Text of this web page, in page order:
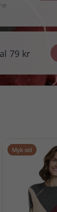
79 kr
Myk stil